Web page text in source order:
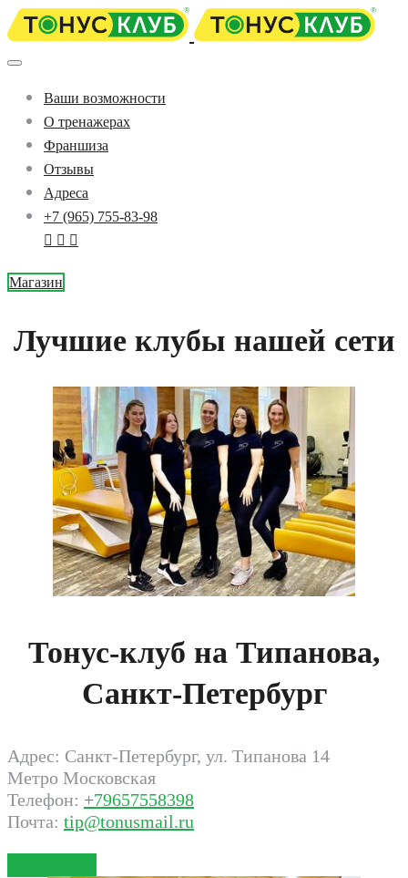
Ваши возможности
О тренажерах
Франшиза
Отзывы
Адреса
+7 (965) 755-83-98
Магазин
Лучшие клубы нашей сети
Тонус-клуб на Типанова,
Санкт-Петербург
Адрес: Санкт-Петербург, ул. Типанова 14
Метро Московская
Телефон: +79657558398
Почта: tip@tonusmail.ru